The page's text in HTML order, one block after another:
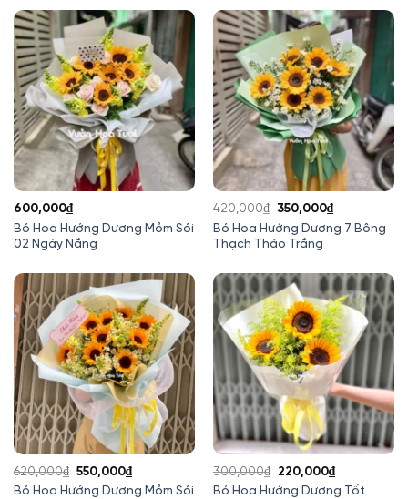
500,000₫.
Bó Hoa Hướng Dương Mỏm Sói
02 Ngày Nắng
600,000₫
Bó Hoa Hướng Dương 7 Bông
Thạch Thảo Trắng
420,000₫
Giá
gốc
là:
350,000₫Giá
hiện
350,000₫.
Bó Hoa Hướng Dương Mỏm Sói
620,000₫ Giá
gốc
550,000₫Giá
hiện
Bó Hoa Hướng Dương Tốt
300,000₫
Giá
gốc
220,000₫Giá
hiện